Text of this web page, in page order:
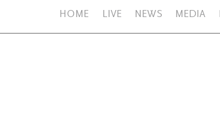
HOME LIVE NEWS MEDIA